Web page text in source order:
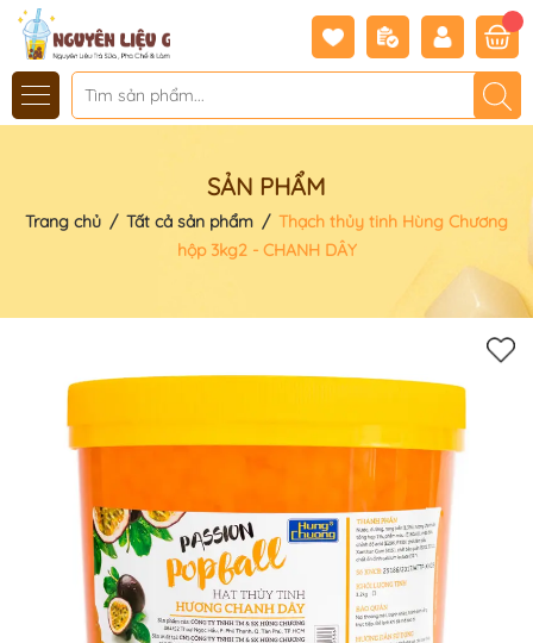
SẢN PHẨM
Trang chủ / Tất cả sản phẩm / Thạch thủy tinh Hùng Chương
hộp 3kg2 - CHANH DÂY